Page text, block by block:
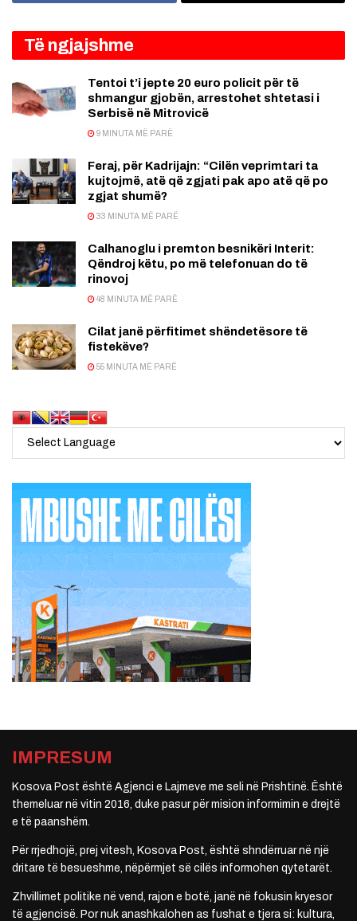
Të ngjajshme
Tentoi t’i jepte 20 euro policit për të
shmangur gjobën, arrestohet shtetasi i
Serbisë në Mitrovicë
9 MINUTA MË PARË
Feraj, për Kadrijajn: “Cilën veprimtari ta
kujtojmë, atë që zgjati pak apo atë që po
zgjat shumë?
33 MINUTA MË PARË
Calhanoglu i premton besnikëri Interit:
Qëndroj këtu, po më telefonuan do të
rinovoj
48 MINUTA MË PARË
Cilat janë përfitimet shëndetësore të
fistekëve?
55 MINUTA MË PARË
IMPRESUM
Kosova Post është Agjenci e Lajmeve me seli në Prishtinë. Është
themeluar në vitin 2016, duke pasur për mision informimin e drejtë
e të paanshëm.
Për rrjedhojë, prej vitesh, Kosova Post, është shndërruar në një
dritare të besueshme, nëpërmjet së cilës informohen qytetarët.
Zhvillimet politike në vend, rajon e botë, janë në fokusin kryesor
të agjencisë. Por nuk anashkalohen as fushat e tjera si: kultura,